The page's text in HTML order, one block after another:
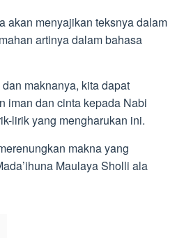
akan menyajikan teksnya dalam
artinya dalam bahasa
maknanya, kita dapat
iman dan cinta kepada Nabi
lirik yang mengharukan ini.
makna yang
Maulaya Sholli ala